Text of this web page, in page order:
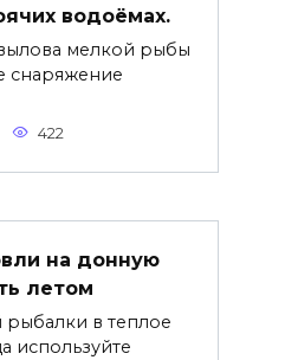
водоёмах.
мелкой рыбы
снаряжение
422
на донную
летом
в теплое
используйте